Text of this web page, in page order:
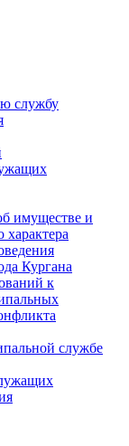
службу
имуществе и
характера
Кургана
к
службе